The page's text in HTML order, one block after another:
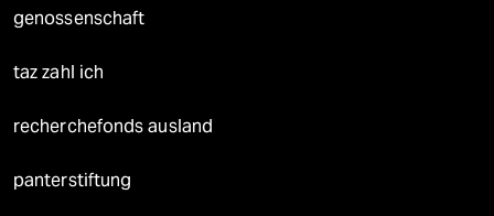
genossenschaft
taz zahl ich
recherchefonds ausland
panterstiftung